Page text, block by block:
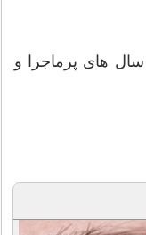
های پرماجرا و